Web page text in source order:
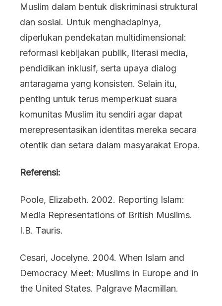
Muslim dalam bentuk diskriminasi struktural
dan sosial. Untuk menghadapinya,
diperlukan pendekatan multidimensional:
reformasi kebijakan publik, literasi media,
pendidikan inklusif, serta upaya dialog
antaragama yang konsisten. Selain itu,
penting untuk terus memperkuat suara
komunitas Muslim itu sendiri agar dapat
merepresentasikan identitas mereka secara
otentik dan setara dalam masyarakat Eropa.
Referensi:
Poole, Elizabeth. 2002. Reporting Islam:
Media Representations of British Muslims.
I.B. Tauris.
Cesari, Jocelyne. 2004. When Islam and
Democracy Meet: Muslims in Europe and in
the United States. Palgrave Macmillan.